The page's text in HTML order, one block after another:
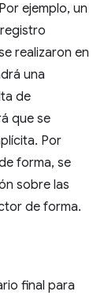
ejemplo, un
realizaron en
una
de
que se
Por
forma, se
sobre las
de forma.
final para